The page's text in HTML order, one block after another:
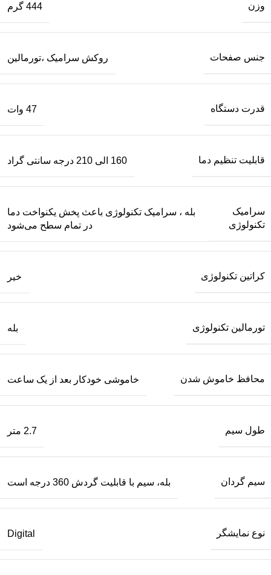
وزن 444 گرم
جنس صفحات روکش سرامیک ،تورمالین
قدرت دستگاه 47 وات
قابلیت تنظیم دما 160 الی 210 درجه سانتی گراد
سرامیک
تکنولوژی
بله ، سرامیک تکنولوژی باعث پخش یکنواخت دما
در تمام سطح می‌شود
کراتین تکنولوژی خیر
تورمالین تکنولوژی بله
محافظ خاموش شدن خاموشی خودکار بعد از یک ساعت
طول سیم 2.7 متر
سیم گردان بله، سیم با قابلیت گردش 360 درجه است
نوع نمایشگر Digital